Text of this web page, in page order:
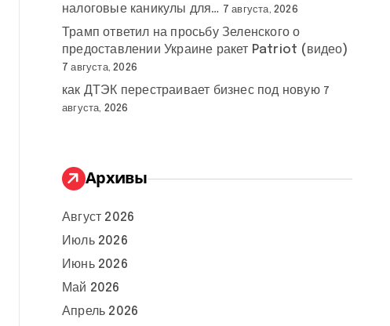
налоговые каникулы для… 7 августа, 2026
Трамп ответил на просьбу Зеленского о
предоставлении Украине ракет Patriot (видео)
7 августа, 2026
как ДТЭК перестраивает бизнес под новую 7
августа, 2026
Архивы
Август 2026
Июль 2026
Июнь 2026
Май 2026
Апрель 2026